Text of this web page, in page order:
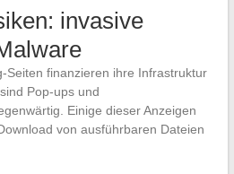
invasive
Seiten finanzieren ihre Infrastruktur
Pop-ups und
Einige dieser Anzeigen
von ausführbaren Dateien